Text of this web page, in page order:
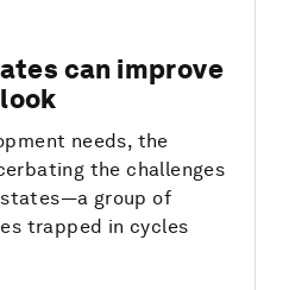
can improve
needs, the
the challenges
group of
trapped in cycles